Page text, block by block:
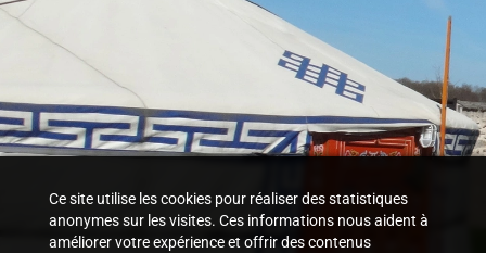
Ce site utilise les cookies pour réaliser des statistiques
anonymes sur les visites. Ces informations nous aident à
améliorer votre expérience et offrir des contenus